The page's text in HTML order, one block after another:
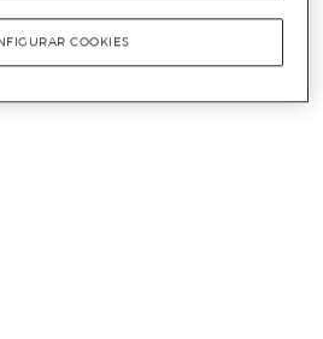
COOKIES